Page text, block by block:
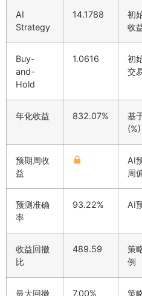
AI
Strategy
14.1788
初
收
Buy-
and-
Hold
1.0616
初
交
年化收益 832.07%
基
(%)
预期周收
益
AI
周
预测准确
率
93.22% AI
收益回撤
比
489.59
策
例
最大回撤 7.00% 策